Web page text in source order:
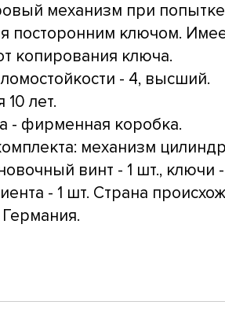
механизм при попытке
посторонним ключом.
копирования ключа.
- 4, высший.
10 лет.
- фирменная коробка.
механизм
винт - 1 шт., ключи
- 1 шт. Страна